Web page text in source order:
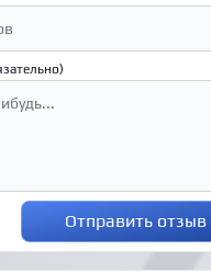
Отправить отзыв